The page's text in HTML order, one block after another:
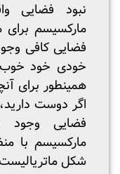
نبود فضایی
مارکسیسم برای
فضایی کافی
خودی خود خوب
همینطور برای
اگر دوست
فضایی وجود
مارکسیسم با
شکل